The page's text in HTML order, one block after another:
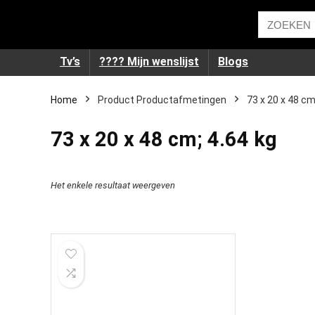
Tv’s ???? Mijn wenslijst Blogs
Home Product Productafmetingen ‎73 x 20 x 48
‎73 x 20 x 48 cm; 4.64 kg
Het enkele resultaat weergeven